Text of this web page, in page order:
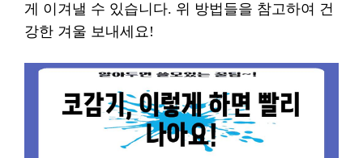
게 이겨낼 수 있습니다. 위 방법들을 참고하여 건
강한 겨울 보내세요!